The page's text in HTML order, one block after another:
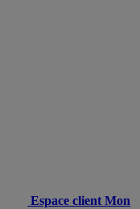
Espace client Mon